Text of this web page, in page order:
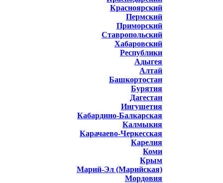
Красноярский
Пермский
Приморский
Ставропольский
Хабаровский
Республики
Адыгея
Алтай
Башкортостан
Бурятия
Дагестан
Ингушетия
Кабардино-Балкарская
Калмыкия
Карачаево-Черкесская
Карелия
Коми
Крым
Марий-Эл (Марийская)
Мордовия